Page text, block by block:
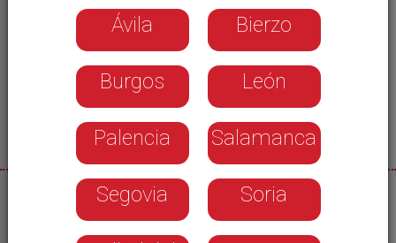
29/05/2026
La Fundación ZamorArte celebró ayer su Gala
Ávila Bierzo
Burgos León
Palencia Salamanca
Segovia Soria